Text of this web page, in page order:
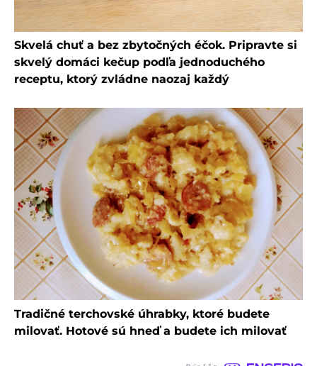
Skvelá chuť a bez zbytočných éčok. Pripravte si
skvelý domáci kečup podľa jednoduchého
receptu, ktorý zvládne naozaj každý
Tradičné terchovské úhrabky, ktoré budete
milovať. Hotové sú hneď a budete ich milovať